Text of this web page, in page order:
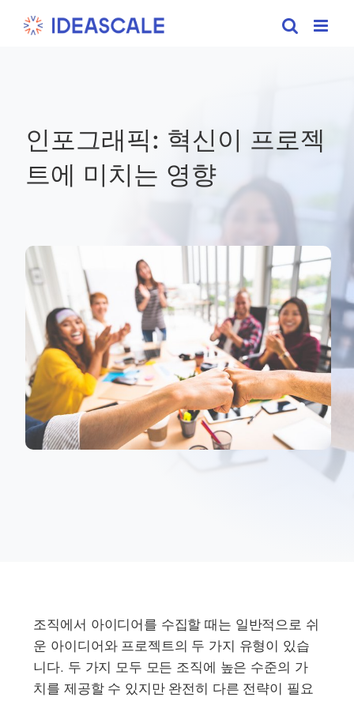
인포그래픽: 혁신이 프로젝
트에 미치는 영향
조직에서 아이디어를 수집할 때는 일반적으로 쉬
운 아이디어와 프로젝트의 두 가지 유형이 있습
니다. 두 가지 모두 모든 조직에 높은 수준의 가
치를 제공할 수 있지만 완전히 다른 전략이 필요